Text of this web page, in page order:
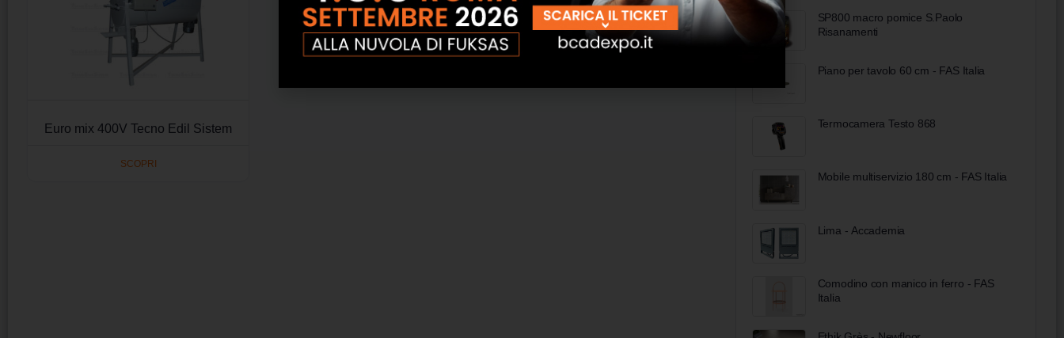
Euro mix 400V Tecno Edil Sistem
SCOPRI
SP800 macro pomice S.Paolo
Risanamenti
Piano per tavolo 60 cm - FAS Italia
Termocamera Testo 868
Mobile multiservizio 180 cm - FAS Italia
Lima - Accademia
Comodino con manico in ferro - FAS
Italia